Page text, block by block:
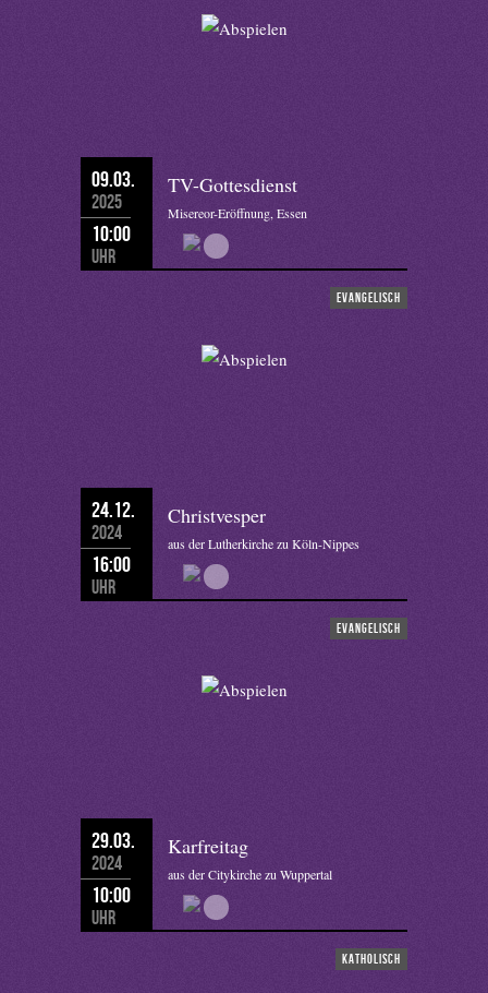
09.03.
2025
10:00
Uhr
TV-Gottesdienst
Misereor-Eröffnung, Essen
evangelisch
24.12.
2024
16:00
Uhr
Christvesper
aus der Lutherkirche zu Köln-Nippes
evangelisch
29.03.
2024
10:00
Uhr
Karfreitag
aus der Citykirche zu Wuppertal
katholisch